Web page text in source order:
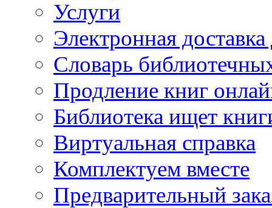
Услуги
Электронная
Словарь
Продление книг
Библиотека ищет
Виртуальная справка
Комплектуем вместе
Предварительный